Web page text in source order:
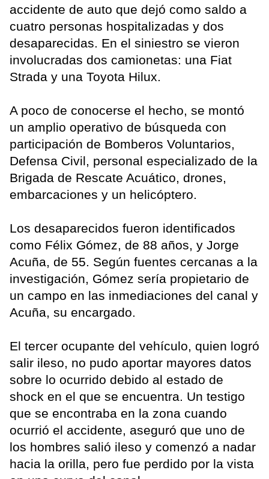
accidente de auto que dejó como saldo a
cuatro personas hospitalizadas y dos
desaparecidas. En el siniestro se vieron
involucradas dos camionetas: una Fiat
Strada y una Toyota Hilux.
A poco de conocerse el hecho, se montó
un amplio operativo de búsqueda con
participación de Bomberos Voluntarios,
Defensa Civil, personal especializado de la
Brigada de Rescate Acuático, drones,
embarcaciones y un helicóptero.
Los desaparecidos fueron identificados
como Félix Gómez, de 88 años, y Jorge
Acuña, de 55. Según fuentes cercanas a la
investigación, Gómez sería propietario de
un campo en las inmediaciones del canal y
Acuña, su encargado.
El tercer ocupante del vehículo, quien logró
salir ileso, no pudo aportar mayores datos
sobre lo ocurrido debido al estado de
shock en el que se encuentra. Un testigo
que se encontraba en la zona cuando
ocurrió el accidente, aseguró que uno de
los hombres salió ileso y comenzó a nadar
hacia la orilla, pero fue perdido por la vista